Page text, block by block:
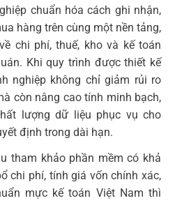
chuẩn hóa cách ghi nhận,
hàng trên cùng một nền tảng,
chi phí, thuế, kho và kế toán
Khi quy trình được thiết kế
nghiệp không chỉ giảm rủi ro
còn nâng cao tính minh bạch,
lượng dữ liệu phục vụ cho
định trong dài hạn.
tham khảo phần mềm có khả
chi phí, tính giá vốn chính xác,
mực kế toán Việt Nam thì